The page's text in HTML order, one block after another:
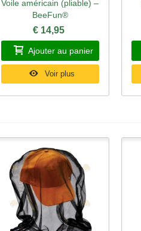
Aperçu rapide
Voile américain (pliable) –
BeeFun®
€ 14,95
Ajouter au panier
Voir plus